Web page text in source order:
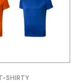
SHIRTY